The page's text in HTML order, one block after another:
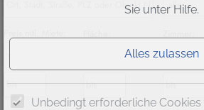
-
Sie unter Hilfe.
Unbedingt erforderliche Cookies